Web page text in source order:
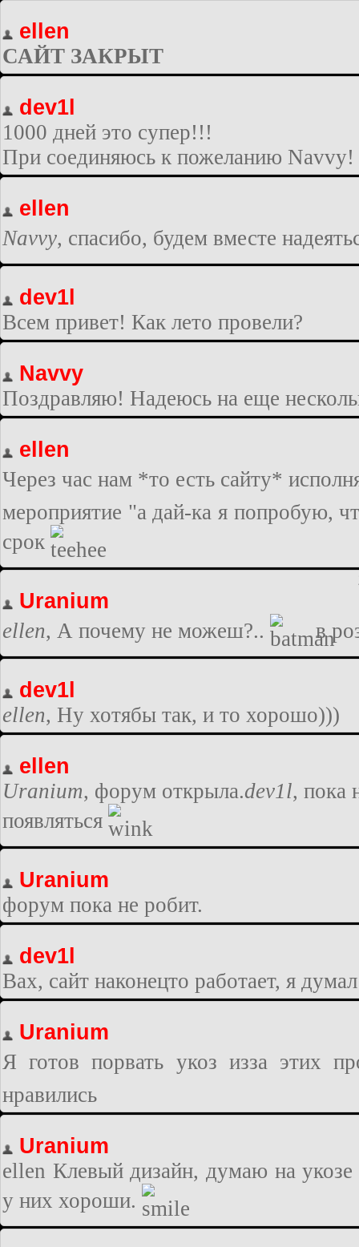
ellen
САЙТ ЗАКРЫТ
dev1l
1000 дней это супер!!!
При соединяюсь к пожеланию Navvy!
ellen
Navvy, спасибо, будем вместе
dev1l
Всем привет! Как лето провели?
Navvy
Поздравляю! Надеюсь на еще
ellen
Через час нам *то есть сайту*
мероприятие "а дай-ка я попробую,
срок
Uranium
ellen, А почему не можеш?.. в
dev1l
ellen, Ну хотябы так, и то хорошо)))
ellen
Uranium, форум открыла.dev1l, пока
появляться
Uranium
форум пока не робит.
dev1l
Вах, сайт наконецто работает, я
Uranium
Я готов порвать укоз изза этих
нравились
Uranium
ellen Клевый дизайн, думаю на
у них хороши.